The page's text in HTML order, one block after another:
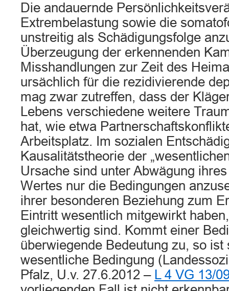
Die andauernde
Extrembelastung sowie die
unstreitig als Schädigungsfolge
Überzeugung der erkennenden
Misshandlungen zur Zeit des
ursächlich für die rezidivierende
mag zwar zutreffen, dass der
Lebens verschiedene weitere
hat, wie etwa
Arbeitsplatz. Im sozialen
Kausalitätstheorie der
Ursache sind unter Abwägung
Wertes nur die Bedingungen
ihrer besonderen Beziehung zum
Eintritt wesentlich mitgewirkt
gleichwertig sind. Kommt einer
überwiegende Bedeutung zu, so ist
wesentliche Bedingung
Pfalz, U.v. 27.6.2012 – L 4 VG 13/